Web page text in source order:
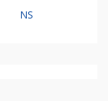
NS